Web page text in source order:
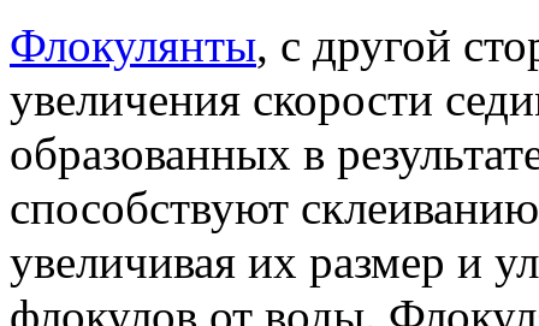
Флокулянты, с другой
увеличения скорости
образованных в
способствуют
увеличивая их размер и